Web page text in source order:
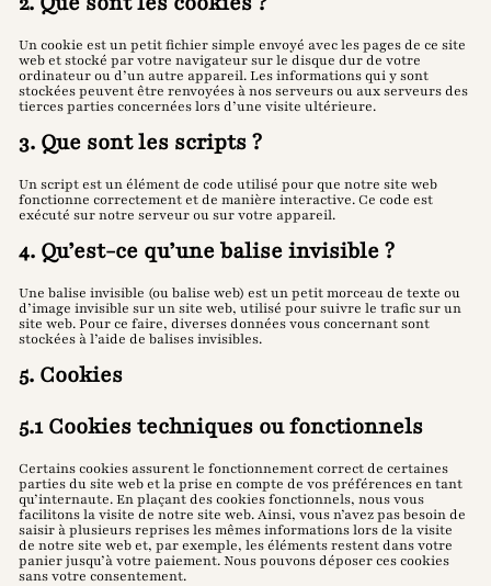
Un cookie est un petit fichier simple envoyé avec les pages de ce site
web et stocké par votre navigateur sur le disque dur de votre
ordinateur ou d’un autre appareil. Les informations qui y sont
stockées peuvent être renvoyées à nos serveurs ou aux serveurs des
tierces parties concernées lors d’une visite ultérieure.
3. Que sont les scripts ?
Un script est un élément de code utilisé pour que notre site web
fonctionne correctement et de manière interactive. Ce code est
exécuté sur notre serveur ou sur votre appareil.
4. Qu’est-ce qu’une balise invisible ?
Une balise invisible (ou balise web) est un petit morceau de texte ou
d’image invisible sur un site web, utilisé pour suivre le trafic sur un
site web. Pour ce faire, diverses données vous concernant sont
stockées à l’aide de balises invisibles.
5. Cookies
5.1 Cookies techniques ou fonctionnels
Certains cookies assurent le fonctionnement correct de certaines
parties du site web et la prise en compte de vos préférences en tant
qu’internaute. En plaçant des cookies fonctionnels, nous vous
facilitons la visite de notre site web. Ainsi, vous n’avez pas besoin de
saisir à plusieurs reprises les mêmes informations lors de la visite
de notre site web et, par exemple, les éléments restent dans votre
panier jusqu’à votre paiement. Nous pouvons déposer ces cookies
sans votre consentement.